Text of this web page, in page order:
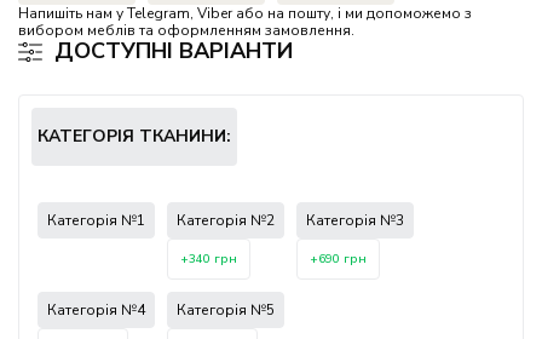
Напишіть нам у Telegram, Viber або на пошту, і ми допоможемо з
вибором меблів та оформленням замовлення.
ДОСТУПНІ ВАРІАНТИ
КАТЕГОРІЯ ТКАНИНИ:
Категорія №1 Категорія №2
+340 грн
Категорія №3
+690 грн
Категорія №4 Категорія №5